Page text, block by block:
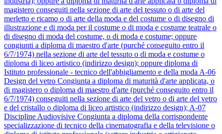
magistero conseguiti nella sezione di arte del tessuto o di arte del
merletto e ricamo o di arte della moda e del costume o di disegno di
illustrazione e di moda per il costume o di moda e costume teatrale o
di disegno di moda del costume, o di moda e costume; oppure
congiunti a diploma di maestro d'arte (purché conseguito entro il
6/7/1974) nella sezione di arte del tessuto o di moda e costume o
diploma di liceo artistico (indirizzo design); oppure diploma di
Istituto professionale - tecnico dell'abbigliamento e della moda A-06
Design del vetro Congiunta a diploma di maturità d'arte applicata, o
di magistero o diploma di maestro d'arte (purché conseguito entro il
6/7/1974) conseguiti nella sezione di arte del vetro o di arte del vetro
e del cristallo o diploma di liceo artistico (indirizzo design); A-07
Discipline Audiovisive Congiunta a diploma della corrispondente
specializzazione di tecnico della cinematografia e della televisione o